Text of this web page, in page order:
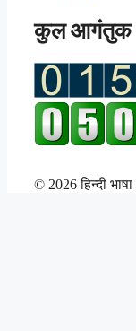
कुल आगंतुक
© 2026 हिन्दी भाषा